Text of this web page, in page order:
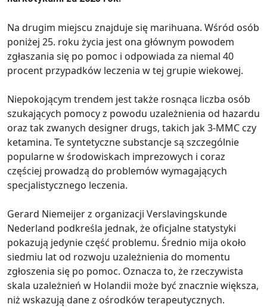
Na drugim miejscu znajduje się marihuana. Wśród osób
poniżej 25. roku życia jest ona głównym powodem
zgłaszania się po pomoc i odpowiada za niemal 40
procent przypadków leczenia w tej grupie wiekowej.
Niepokojącym trendem jest także rosnąca liczba osób
szukających pomocy z powodu uzależnienia od hazardu
oraz tak zwanych designer drugs, takich jak 3-MMC czy
ketamina. Te syntetyczne substancje są szczególnie
popularne w środowiskach imprezowych i coraz
częściej prowadzą do problemów wymagających
specjalistycznego leczenia.
Gerard Niemeijer z organizacji Verslavingskunde
Nederland podkreśla jednak, że oficjalne statystyki
pokazują jedynie część problemu. Średnio mija około
siedmiu lat od rozwoju uzależnienia do momentu
zgłoszenia się po pomoc. Oznacza to, że rzeczywista
skala uzależnień w Holandii może być znacznie większa,
niż wskazują dane z ośrodków terapeutycznych.